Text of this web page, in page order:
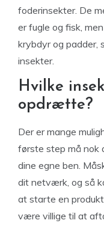
foderinsekter. De
er fugle og fisk,
krybdyr og padder,
insekter.
Hvilke
opdrætte?
Der er mange
første step må nok
dine egne ben.
dit netværk, og så
at starte en
være villige til at